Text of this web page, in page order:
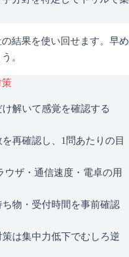
結果を使い回せます。早め
。
策
解いて感覚を確認する
再確認し、1問あたりの目
ウザ・通信速度・電卓の用
物・受付時間を事前確認
は集中力低下でむしろ逆